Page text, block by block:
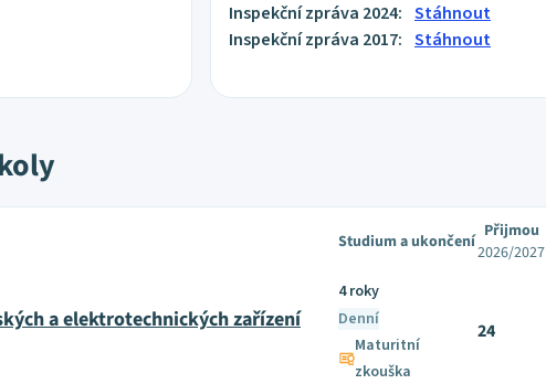
Inspekční zpráva 2024: Stáhnout
Inspekční zpráva 2017: Stáhnout
Studium a ukončení Přijmou
2026/2027
a elektrotechnických zařízení
4 roky
Denní
Maturitní
zkouška
24